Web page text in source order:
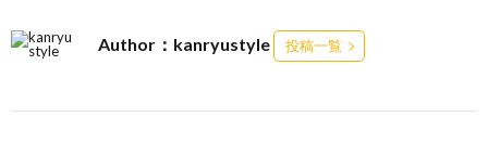
Author：kanryustyle 投稿一覧